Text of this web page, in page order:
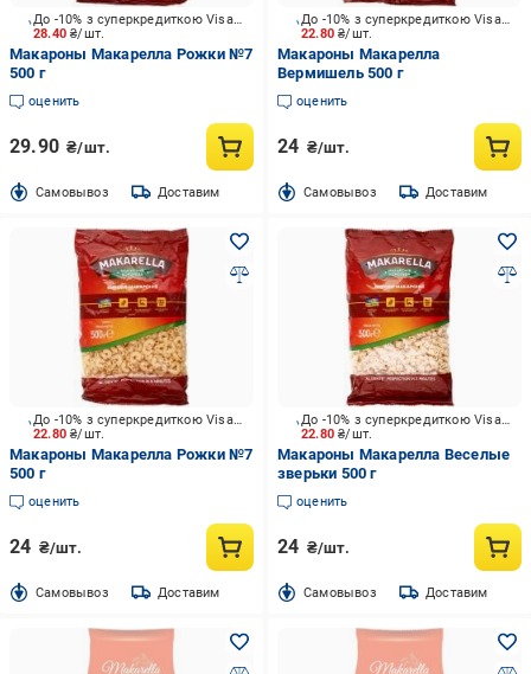
28.40₴/шт.
До -10% з суперкредиткою Visa Вигода
Макароны Макарелла Рожки №7
500 г
оценить
29.90 ₴/шт.
Cамовывоз Доставим
22.80₴/шт.
До -10% з суперкредиткою Visa Вигода
Макароны Макарелла
Вермишель 500 г
оценить
24 ₴/шт.
Cамовывоз Доставим
22.80₴/шт.
До -10% з суперкредиткою Visa Вигода
Макароны Макарелла Рожки №7
500 г
оценить
24 ₴/шт.
Cамовывоз Доставим
22.80₴/шт.
До -10% з суперкредиткою Visa Вигода
Макароны Макарелла Веселые
зверьки 500 г
оценить
24 ₴/шт.
Cамовывоз Доставим